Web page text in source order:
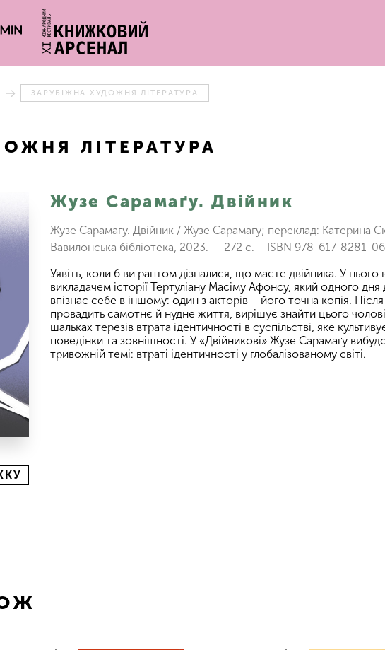
ЗАРУБІЖНА ХУДОЖНЯ ЛІТЕРАТУРА
ЛІТЕРАТУРА
Жузе Сарамаґу. Двійник
Жузе Сарамаґу. Двійник / Жузе Сарамаґу; переклад: Катерина
Вавилонська бібліотека, 2023. — 272 с.— ISBN 978-617-8281-
Уявіть, коли б ви раптом дізналися, що маєте двійника. У
викладачем історії Тертуліану Масіму Афонсу, який одного
впізнає себе в іншому: один з акторів – його точна копія.
провадить самотнє й нудне життя, вирішує знайти цього
шальках терезів втрата ідентичності в суспільстві, яке
поведінки та зовнішності. У «Двійникові» Жузе Сарамаґу
тривожній темі: втраті ідентичності у ґлобалізованому світі.